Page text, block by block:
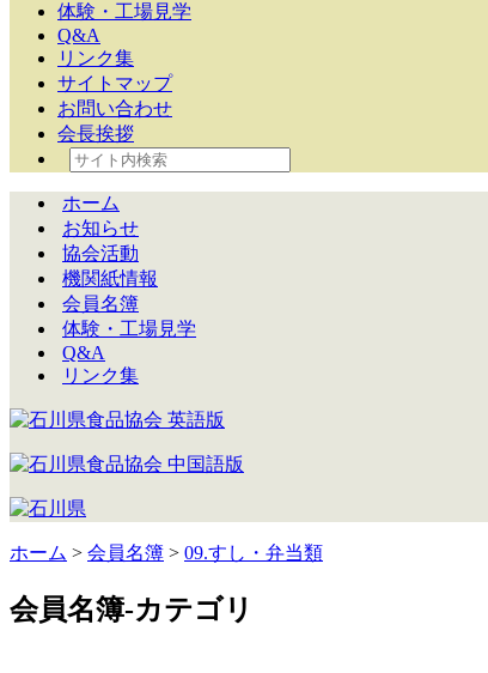
体験・工場見学
Q&A
リンク集
サイトマップ
お問い合わせ
会長挨拶
ホーム
お知らせ
協会活動
機関紙情報
会員名簿
体験・工場見学
Q&A
リンク集
ホーム > 会員名簿 > 09.すし・弁当類
会員名簿-カテゴリ